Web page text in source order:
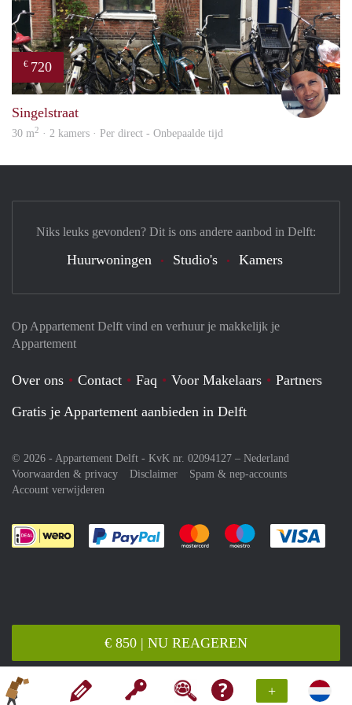
+
€ 850 | NU REAGEREN
€ 720
Singelstraat
30 m2 · 2 kamers · Per direct - Onbepaalde tijd
Op Appartement Delft vind en verhuur je makkelijk je
Appartement
Over ons Contact Faq Voor Makelaars
Partners
Gratis je Appartement aanbieden in Delft
© 2026 - Appartement Delft - KvK nr. 02094127 – Nederland
Voorwaarden & privacy
Disclaimer
Spam & nep-accounts
Account verwijderen
Je rekent gemakkelijk af met Paypal
Je rekent gemakkelijk af met
Je rekent
Niks leuks gevonden? Dit is ons andere aanbod in Delft:
Huurwoningen Studio's Kamers